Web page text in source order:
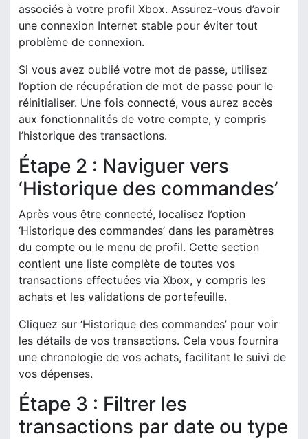
associés à votre profil Xbox. Assurez-vous d’avoir
une connexion Internet stable pour éviter tout
problème de connexion.
Si vous avez oublié votre mot de passe, utilisez
l’option de récupération de mot de passe pour le
réinitialiser. Une fois connecté, vous aurez accès
aux fonctionnalités de votre compte, y compris
l’historique des transactions.
Étape 2 : Naviguer vers
‘Historique des commandes’
Après vous être connecté, localisez l’option
‘Historique des commandes’ dans les paramètres
du compte ou le menu de profil. Cette section
contient une liste complète de toutes vos
transactions effectuées via Xbox, y compris les
achats et les validations de portefeuille.
Cliquez sur ‘Historique des commandes’ pour voir
les détails de vos transactions. Cela vous fournira
une chronologie de vos achats, facilitant le suivi de
vos dépenses.
Étape 3 : Filtrer les
transactions par date ou type